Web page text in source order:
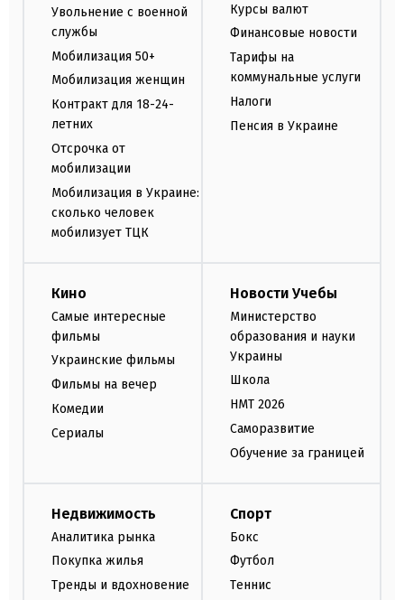
Увольнение с военной
службы
Мобилизация 50+
Мобилизация женщин
Контракт для 18-24-
летних
Отсрочка от
мобилизации
Мобилизация в Украине:
сколько человек
мобилизует ТЦК
Курсы валют
Финансовые новости
Тарифы на
коммунальные услуги
Налоги
Пенсия в Украине
Кино
Самые интересные
фильмы
Украинские фильмы
Фильмы на вечер
Комедии
Сериалы
Новости Учебы
Министерство
образования и науки
Украины
Школа
НМТ 2026
Саморазвитие
Обучение за границей
Недвижимость
Аналитика рынка
Покупка жилья
Тренды и вдохновение
Спорт
Бокс
Футбол
Теннис